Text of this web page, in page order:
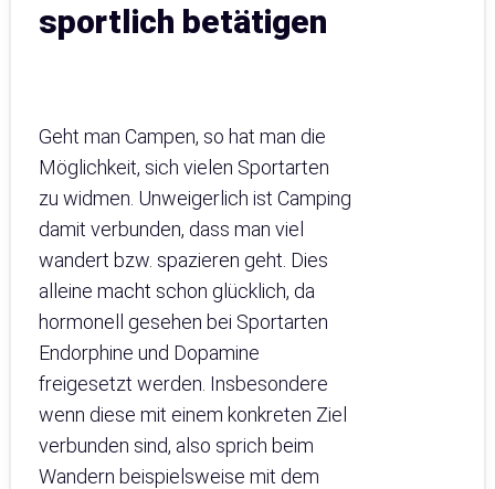
sportlich betätigen
Geht man Campen, so hat man die
Möglichkeit, sich vielen Sportarten
zu widmen. Unweigerlich ist Camping
damit verbunden, dass man viel
wandert bzw. spazieren geht. Dies
alleine macht schon glücklich, da
hormonell gesehen bei Sportarten
Endorphine und Dopamine
freigesetzt werden. Insbesondere
wenn diese mit einem konkreten Ziel
verbunden sind, also sprich beim
Wandern beispielsweise mit dem